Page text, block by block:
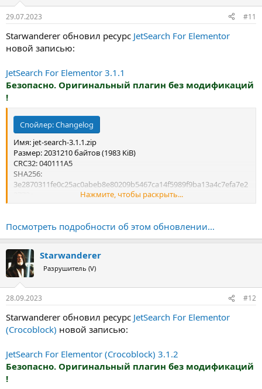
29.07.2023 #11
Starwanderer обновил ресурс JetSearch For Elementor
новой записью:
JetSearch For Elementor 3.1.1
Безопасно. Оригинальный плагин без модификаций
!
Спойлер:Changelog
Имя: jet-search-3.1.1.zip
Размер: 2031210 байтов (1983 KiB)
CRC32: 040111A5
SHA256:
3e2870311fe0c25ac0abeb8e80209b5467ca14f5989f9ba13a4c7efa7e2
SHA1: 045ea1e736822c0af33386839c18f102798cc052
Нажмите, чтобы раскрыть...
Посмотреть подробности об этом обновлении...
Starwanderer
Разрушитель (V)
28.09.2023 #12
Starwanderer обновил ресурс JetSearch For Elementor
(Crocoblock) новой записью:
JetSearch For Elementor (Crocoblock) 3.1.2
Безопасно. Оригинальный плагин без модификаций
!